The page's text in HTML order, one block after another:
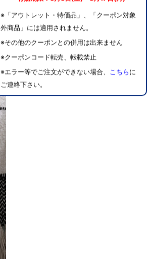
※「アウトレット・特価品」、「クーポン対象
外商品」には適用されません。
※その他のクーポンとの併用は出来ません
※クーポンコード転売、転載禁止
※エラー等でご注文ができない場合、 こちら に
ご連絡下さい。